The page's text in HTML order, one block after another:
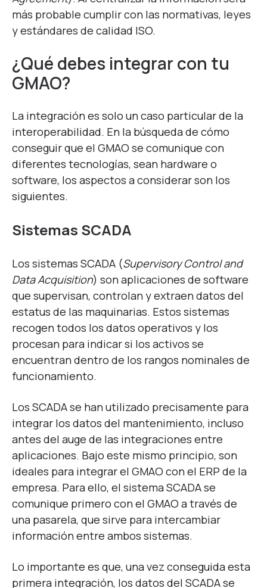
más probable cumplir con las normativas, leyes
y estándares de calidad ISO.
¿Qué debes integrar con tu
GMAO?
La integración es solo un caso particular de la
interoperabilidad. En la búsqueda de cómo
conseguir que el GMAO se comunique con
diferentes tecnologías, sean hardware o
software, los aspectos a considerar son los
siguientes.
Sistemas SCADA
Los sistemas SCADA (Supervisory Control and
Data Acquisition) son aplicaciones de software
que supervisan, controlan y extraen datos del
estatus de las maquinarias. Estos sistemas
recogen todos los datos operativos y los
procesan para indicar si los activos se
encuentran dentro de los rangos nominales de
funcionamiento.
Los SCADA se han utilizado precisamente para
integrar los datos del mantenimiento, incluso
antes del auge de las integraciones entre
aplicaciones. Bajo este mismo principio, son
ideales para integrar el GMAO con el ERP de la
empresa. Para ello, el sistema SCADA se
comunique primero con el GMAO a través de
una pasarela, que sirve para intercambiar
información entre ambos sistemas.
Lo importante es que, una vez conseguida esta
primera integración, los datos del SCADA se